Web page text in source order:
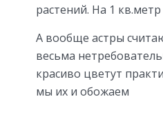
растений. На 1
А вообще астры
весьма
красиво цветут
мы их и обожаем